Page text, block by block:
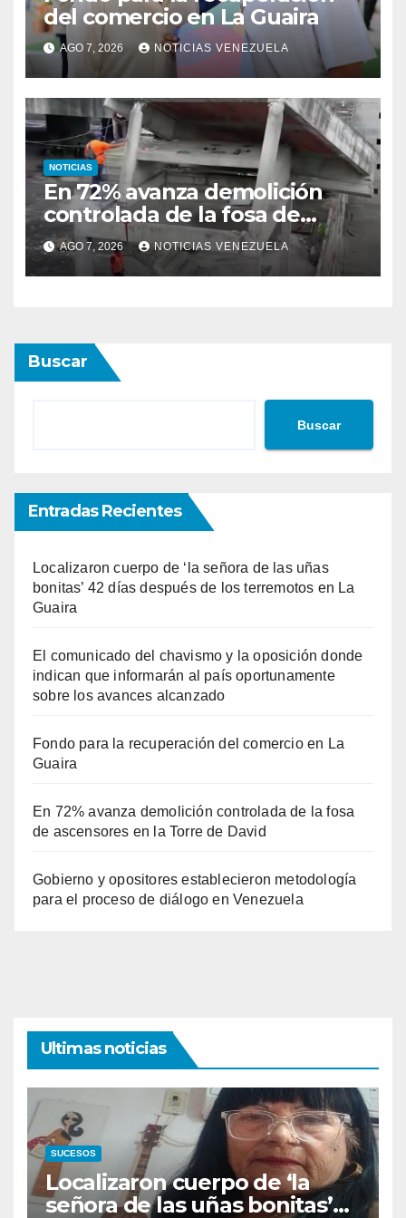
del comercio en La Guaira
AGO 7, 2026 NOTICIAS VENEZUELA
NOTICIAS
En 72% avanza demolición
controlada de la fosa de
ascensores en la Torre de
David
AGO 7, 2026 NOTICIAS VENEZUELA
Buscar
Buscar
Entradas Recientes
Localizaron cuerpo de ‘la señora de las uñas
bonitas’ 42 días después de los terremotos en La
Guaira
El comunicado del chavismo y la oposición donde
indican que informarán al país oportunamente
sobre los avances alcanzado
Fondo para la recuperación del comercio en La
Guaira
En 72% avanza demolición controlada de la fosa
de ascensores en la Torre de David
Gobierno y opositores establecieron metodología
para el proceso de diálogo en Venezuela
Ultimas noticias
SUCESOS
Localizaron cuerpo de ‘la
señora de las uñas bonitas’